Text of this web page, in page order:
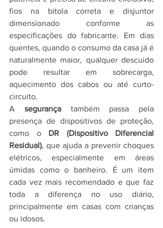
fios na bitola correta e disjuntor
dimensionado conforme as
especificações do fabricante. Em dias
quentes, quando o consumo da casa já é
naturalmente maior, qualquer descuido
pode resultar em sobrecarga,
aquecimento dos cabos ou até curto-
circuito.
A segurança também passa pela
presença de dispositivos de proteção,
como o DR (Dispositivo Diferencial
Residual), que ajuda a prevenir choques
elétricos, especialmente em áreas
úmidas como o banheiro. É um item
cada vez mais recomendado e que faz
toda a diferença no uso diário,
principalmente em casas com crianças
ou idosos.